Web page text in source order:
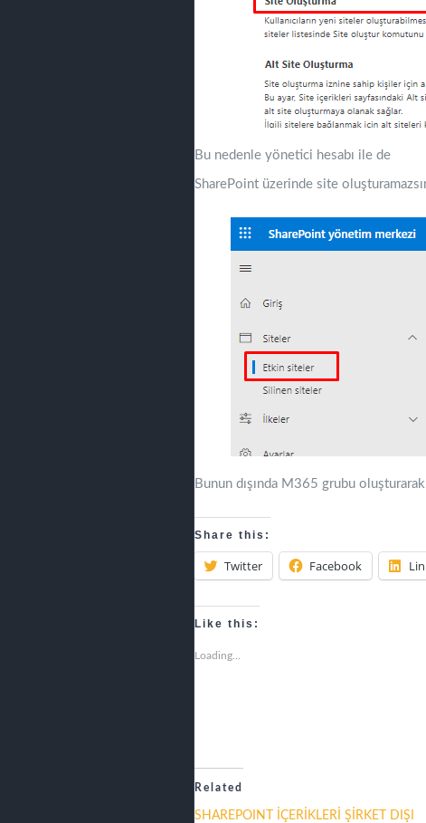
Bu nedenle yönetici hesabı ile de
SharePoint üzerinde site
Bunun dışında M365 grubu
Share this:
Twitter Facebook
Like this:
Loading...
Related
SHAREPOINT İÇERİKLERİ ŞİRKET DIŞI